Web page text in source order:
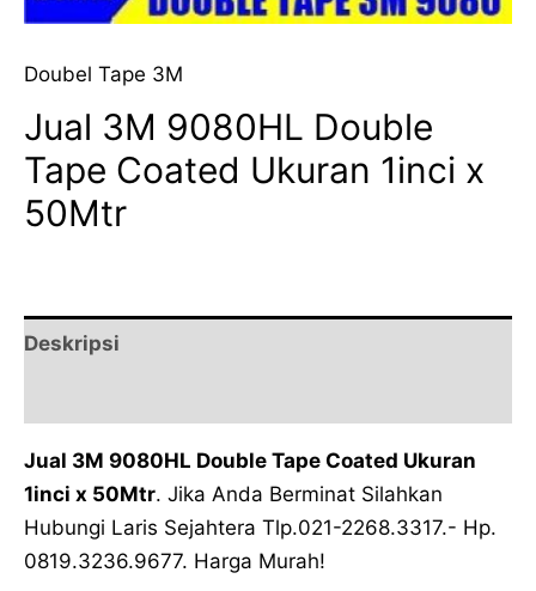
Doubel Tape 3M
Jual 3M 9080HL Double
Tape Coated Ukuran 1inci x
50Mtr
Deskripsi
Jual 3M 9080HL Double Tape Coated Ukuran
1inci x 50Mtr. Jika Anda Berminat Silahkan
Hubungi Laris Sejahtera Tlp.021-2268.3317.- Hp.
0819.3236.9677. Harga Murah!